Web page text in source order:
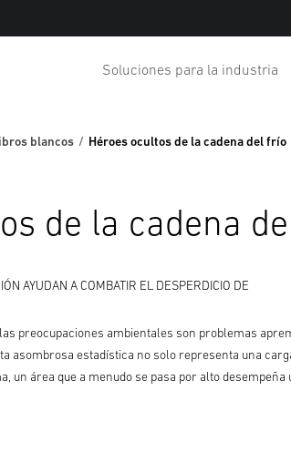
Soluciones para la industria
blancos Héroes ocultos de la cadena del frío
de la cadena
AYUDAN A COMBATIR EL DESPERDICIO DE
preocupaciones ambientales son problemas
asombrosa estadística no solo representa una
un área que a menudo se pasa por alto